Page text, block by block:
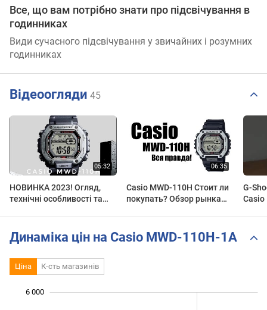
Все, що вам потрібно знати про підсвічування в
годинниках
Види сучасного підсвічування у звичайних і розумних
годинниках
Відеоогляди 45
НОВИНКА 2023! Огляд,
технічні особливості та
@watchtechua
Casio MWD-110H Стоит ли
покупать? Обзор рынка
G-
Динаміка цін на Casio MWD-110H-1A
Ціна К-сть магазинів
6 000